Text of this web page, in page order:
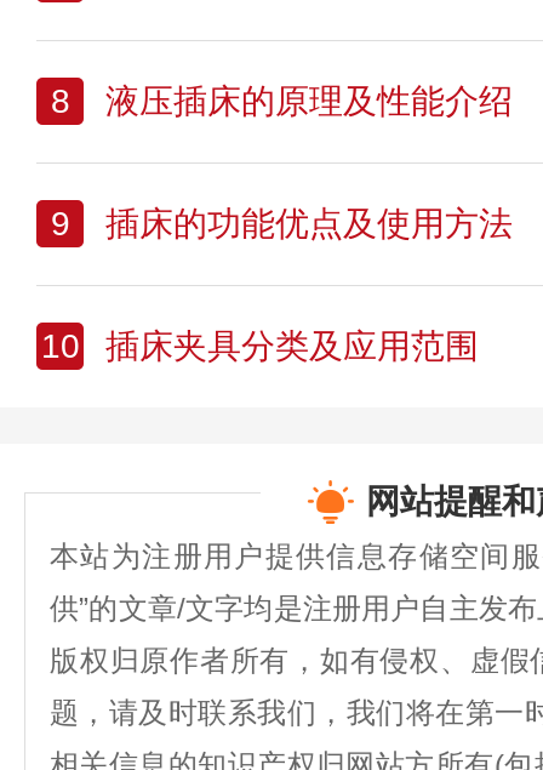
8 液压插床的原理及性能介绍
9 插床的功能优点及使用方法
10 插床夹具分类及应用范围
网站提醒
本站为注册用户提供信息存储空间
供”的文章/文字均是注册用户自主发
版权归原作者所有，如有侵权、虚
题，请及时联系我们，我们将在第一